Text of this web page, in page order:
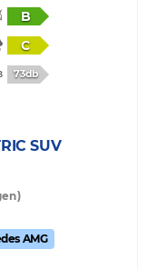
B
C
73db
SUV
AMG